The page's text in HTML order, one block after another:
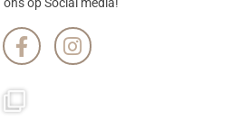
ons op Social media!